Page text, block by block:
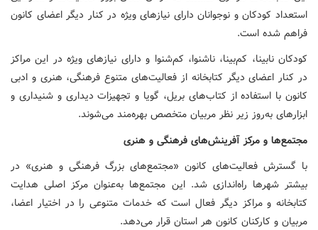
استعداد کودکان و نوجوانان دارای نیازهای ویژه در کنار دیگر اعضای کانون
فراهم شده است.
کودکان نابینا، کم‌بینا، ناشنوا، کم‌شنوا و دارای نیازهای ویژه در این مراکز
در کنار اعضای دیگر کتابخانه از فعالیت‌های متنوع فرهنگی، هنری و ادبی
کانون با استفاده از کتاب‌های بریل، گویا و تجهیزات دیداری و شنیداری و
ابزارهای به‌روز زیر نظر مربیان متخصص بهره‌مند می‌شوند.
مجتمع‌ها و مرکز آفرینش‌های فرهنگی و هنری
با گسترش فعالیت‌های کانون «مجتمع‌های بزرگ فرهنگی و هنری» در
بیشتر شهرها راه‌اندازی شد. این مجتمع‌ها به‌عنوان مرکز اصلی هدایت
کتابخانه و مراکز دیگر فعال است که خدمات متنوعی را در اختیار اعضا،
مربیان و کارکنان کانون هر استان قرار می‌دهد.